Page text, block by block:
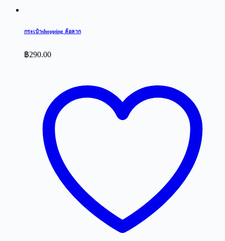
กระเป๋าshopping ล้อลาก
฿290.00